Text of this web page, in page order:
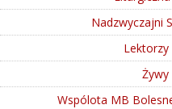
Nadzwyczajni
Lektorzy
Żywy
Wspólota MB